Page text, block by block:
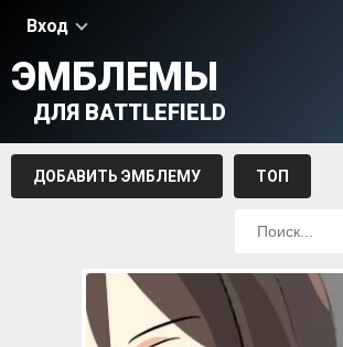
Вход
ЭМБЛЕМЫ
ДЛЯ BATTLEFIELD
ДОБАВИТЬ ЭМБЛЕМУ ТОП